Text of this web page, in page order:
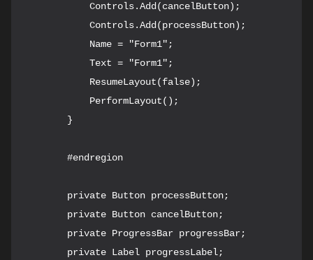
            Controls.Add(cancelButton);
            Controls.Add(processButton);
            Name = "Form1";
            Text = "Form1";
            ResumeLayout(false);
            PerformLayout();
        }
        #endregion
        private Button processButton;
        private Button cancelButton;
        private ProgressBar progressBar;
        private Label progressLabel;